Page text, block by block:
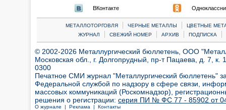
ВКонтакте
МЕТАЛЛОТОРГОВЛЯ | ЧЕРНЫЕ МЕТАЛЛЫ |
ЦВЕТНЫЕ
ЖУРНАЛ
| СВЕЖИЙ НОМЕР | АРХИВ | ПОДПИСКА |
© 2002-2026 Металлургический бюллетень, ООО
Московская обл., г. Долгопрудный, пр-т Пацаева, д. 7,
0300
Печатное СМИ журнал "Металлургический бюллетень"
Федеральной службой по надзору в сфере связи,
массовых коммуникаций (Роскомнадзор),
решения о регистрации: серия ПИ № ФС 77 - 85902 от 04
О журнале | Реклама | Контакты